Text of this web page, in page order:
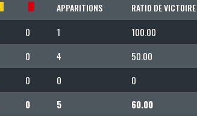
APPARITIONS RATIO DE VICTOIRE
0 1 100.00
0 4 50.00
0 0 0
0 5 60.00